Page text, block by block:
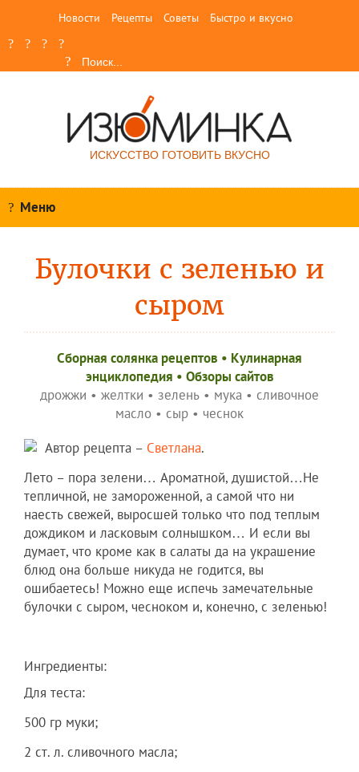
Новости Рецепты Советы Быстро и вкусно
ИСКУССТВО ГОТОВИТЬ ВКУСНО
Меню
Булочки с зеленью и
сыром
Сборная солянка рецептов • Кулинарная
энциклопедия • Обзоры сайтов
дрожжи • желтки • зелень • мука • сливочное
масло • сыр • чеснок
Автор рецепта – Светлана.
Лето – пора зелени… Ароматной, душистой…Не
тепличной, не замороженной, а самой что ни
наесть свежей, выросшей только что под теплым
дождиком и ласковым солнышком… И если вы
думает, что кроме как в салаты да на украшение
блюд она больше никуда не годится, вы
ошибаетесь! Можно еще испечь замечательные
булочки с сыром, чесноком и, конечно, с зеленью!
Ингредиенты:
Для теста:
500 гр муки;
2 ст. л. сливочного масла;